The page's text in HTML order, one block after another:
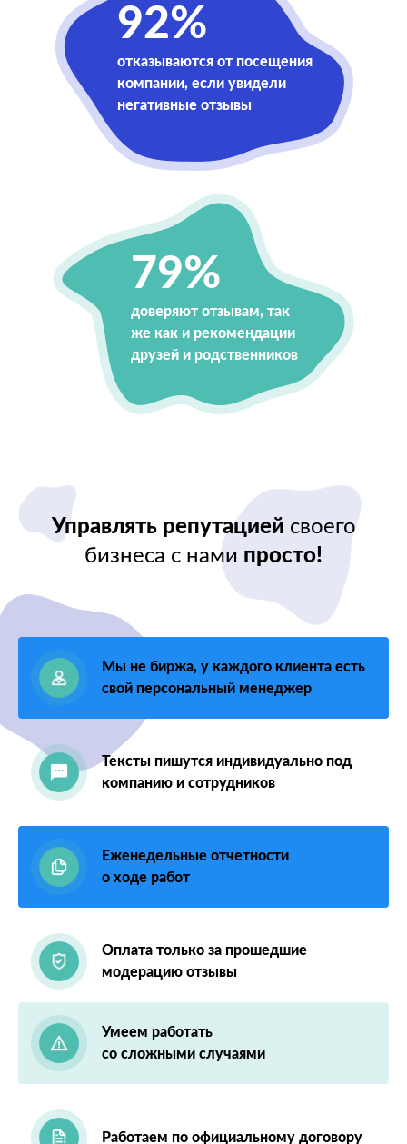
92%
отказываются от посещения
компании, если увидели
негативные отзывы
79%
доверяют отзывам, так
же как и рекомендации
друзей и родственников
Управлять репутацией своего
бизнеса с нами просто!
Мы не биржа, у каждого клиента есть
свой персональный менеджер
Тексты пишутся индивидуально под
компанию и сотрудников
Еженедельные отчетности
о ходе работ
Оплата только за прошедшие
модерацию отзывы
Умеем работать
со сложными случаями
Работаем по официальному договору